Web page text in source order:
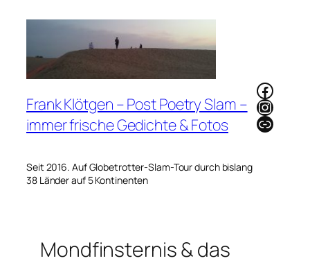
Frank Klötgen – Post Poetry Slam –
immer frische Gedichte & Fotos
Seit 2016. Auf Globetrotter-Slam-Tour durch bislang
38 Länder auf 5 Kontinenten
Link
Mondfinsternis & das